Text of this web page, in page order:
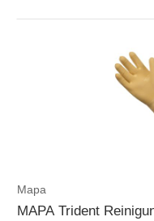
Mapa
MAPA Trident